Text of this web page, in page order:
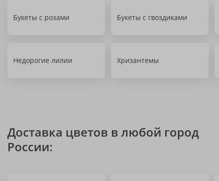
Букеты с розами Букеты с гвоздиками
Недорогие лилии Хризантемы
Доставка цветов в любой город
России: